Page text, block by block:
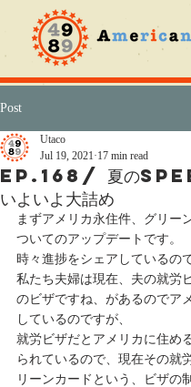
Post
ep.168/ 夏の
いよいよ大詰め
Utaco
Jul 19, 2021 17 min read
まずアメリカ永住件、グリー
ついてのアップデートです。
時々進捗をシェアしているの
私たち夫婦は現在、夫の就労
のビザですね、があるのでア
しているのですが、
就労ビザだとアメリカに住め
られているので、現在その就
リーンカードという、ビザの